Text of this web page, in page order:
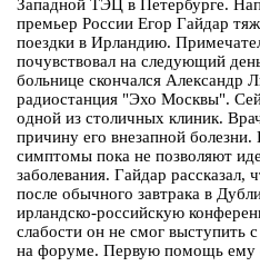
Западной ТЭЦ в Петербурге.
премьер России Егор Гайдар
поездки в Ирландию.
почувствовал на следующий
больнице скончался Александр
радиостанция "Эхо Москвы".
одной из столичных клиник.
причину его внезапной
симптомы пока не позволяют
заболевания. Гайдар рассказал,
после обычного завтрака в
ирландско-российскую
слабости он не смог выступить
на форуме. Первую помощь ему